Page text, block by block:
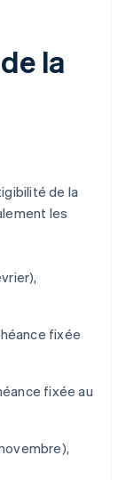
la
de la
les
fixée
fixée au